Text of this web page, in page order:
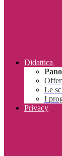
Didattica
Le
I
Privacy